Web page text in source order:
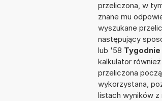
przeliczona, w
znane mu
wyszukane
następujący
lub '58
kalkulator
przeliczona
wykorzystana,
listach wyników z